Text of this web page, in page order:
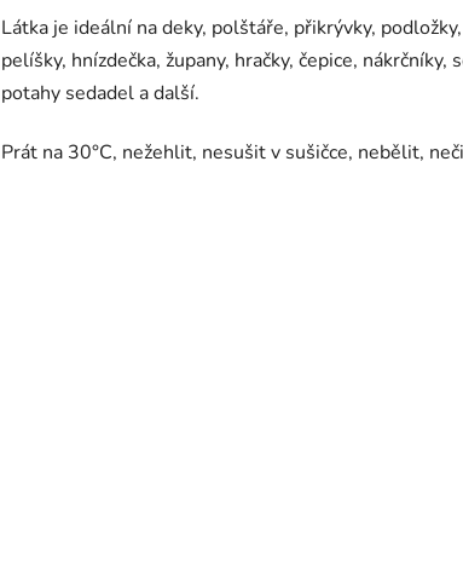
Látka je ideální na deky, polštáře, přikrývky,
pelíšky, hnízdečka, župany, hračky, čepice, nákrčníky,
potahy sedadel a další.
Prát na 30°C, nežehlit, nesušit v sušičce, nebělit,